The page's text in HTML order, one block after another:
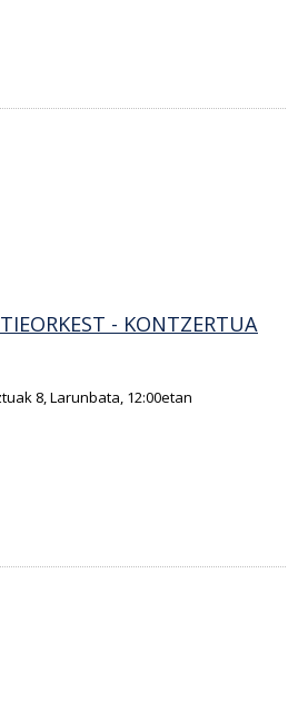
- KONTZERTUA
8, Larunbata, 12:00etan